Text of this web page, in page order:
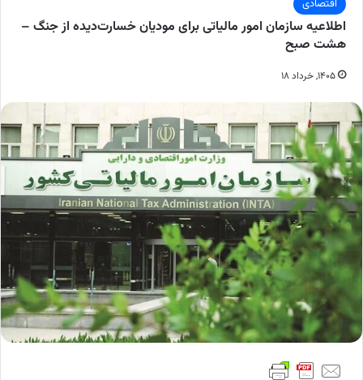
اقتصادی
اطلاعیه سازمان امور مالیاتی برای مودیان خسارت‌دیده از جنگ‌ –
هشت صبح
۱۴۰۵, خرداد ۱۸